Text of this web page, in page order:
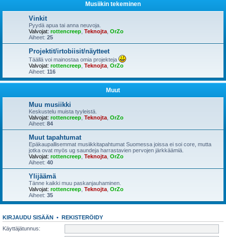
Musiikin tekeminen
Vinkit
Pyydä apua tai anna neuvoja.
Valvojat: rottencreep Teknojta OrZo
Aiheet: 25
Projektit/irtobiisit/näytteet
Täällä voi mainostaa omia projekteja
Valvojat: rottencreep Teknojta OrZo
Aiheet: 116
Muut
Muu musiikki
Keskustelu muista tyyleistä.
Valvojat: rottencreep Teknojta OrZo
Aiheet: 84
Muut tapahtumat
Epäkaupallisemmat musiikkitapahtumat Suomessa joissa ei soi core, mutta
jotka ovat myös ug saundeja harrastavien pervojen järkkäämiä.
Valvojat: rottencreep Teknojta OrZo
Aiheet: 40
Ylijäämä
Tänne kaikki muu paskanjauhaminen.
Valvojat: rottencreep Teknojta OrZo
Aiheet: 35
KIRJAUDU SISÄÄN • REKISTERÖIDY
Käyttäjätunnus: